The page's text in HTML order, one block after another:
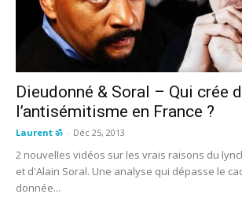
Dieudonné & Soral – Qui crée
l’antisémitisme en France ?
Laurent ॐ - Déc 25, 2013
2 nouvelles vidéos sur les vrais raisons du
et d'Alain Soral. Une analyse qui dépasse le
donnée...